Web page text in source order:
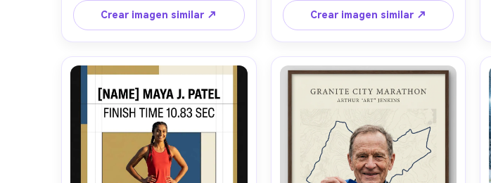
audaz con [NAME] y [NUMBER] en
letras modernas y grandes, sutil
textura semitono, fondo degradado
en color de equipo, línea de
estadísticas pequeña, bordes
limpios y márgenes seguros; luz de
estadio dramática y niebla ligera,
Sony A7IV, 85mm f/1.4, poca
profundidad de campo, encuadre
centrado de cintura para arriba,
ambiente potente, textura
fotorrealista de piel, sombras
Crear imagen similar ↗
[TEAM], número de camiseta
sobredimensionado detrás,
tipografía clara para [NAME], fila de
iconos mínimos (goles, asistencias),
acabado mate; sol de tarde con
destellos suaves, Canon R5, 70-
200mm f/2.8, ángulo bajo, encuadre
para regalo, detalles de tela
realistas, enfoque nítido, color
cinematográfico --ar 4:5
Crear imagen similar ↗